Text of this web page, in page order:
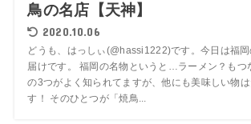
鳥の名店【天神】
2020.10.06
どうも、はっしぃ(@hassi1222)です。今日は福
届けです。 福岡の名物というと…ラーメン？もつ
の3つがよく知られてますが、他にも美味しい物
す！ そのひとつが「焼鳥...